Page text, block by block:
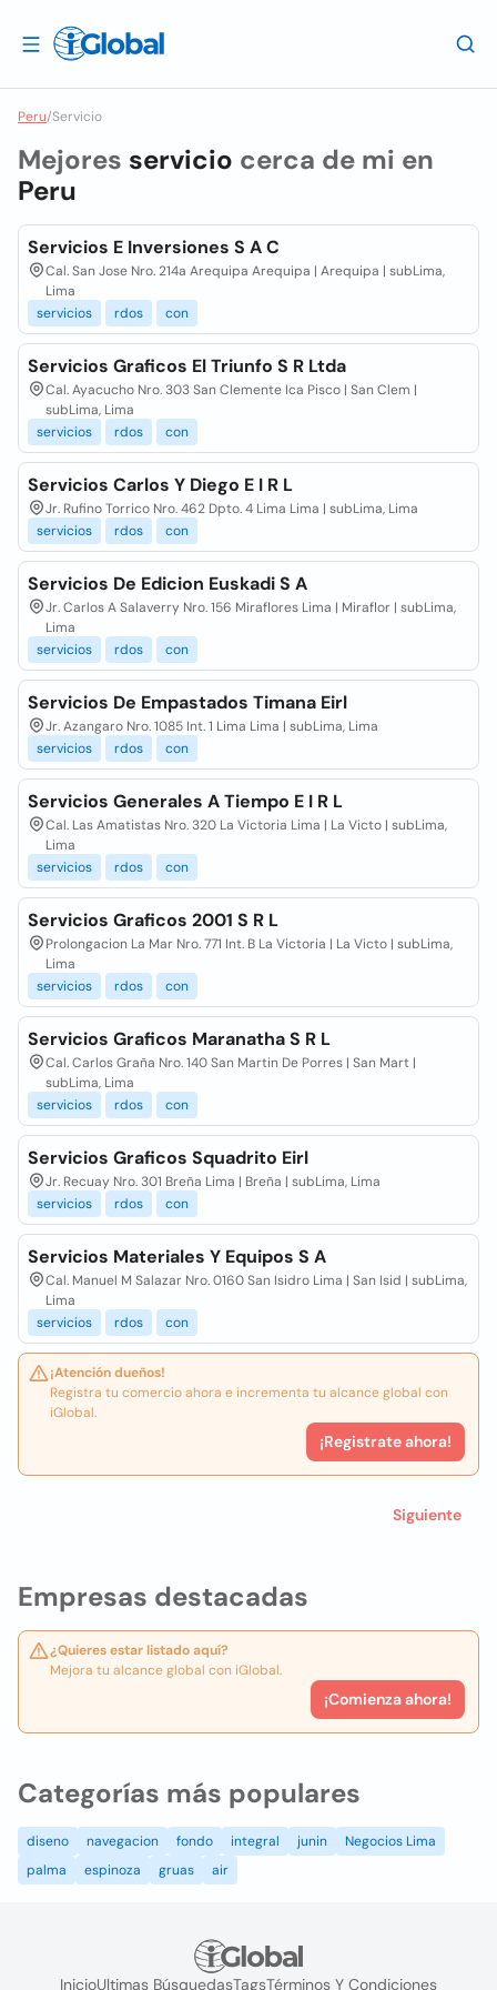
Peru/Servicio
Empresas destacadas
¿Quieres estar listado aquí?
Mejora tu alcance global con iGlobal.
¡Comienza ahora!
Mejores servicio cerca de mi en
Peru
Servicios E Inversiones S A C
Cal. San Jose Nro. 214a Arequipa Arequipa | Arequipa | subLima,
Lima
servicios
rdos con
Servicios Graficos El Triunfo S R Ltda
Cal. Ayacucho Nro. 303 San Clemente Ica Pisco | San Clem |
subLima, Lima
servicios
rdos con
Servicios Carlos Y Diego E I R L
Jr. Rufino Torrico Nro. 462 Dpto. 4 Lima Lima | subLima, Lima
servicios
rdos con
Servicios De Edicion Euskadi S A
Jr. Carlos A Salaverry Nro. 156 Miraflores Lima | Miraflor | subLima,
Lima
servicios
rdos con
Servicios De Empastados Timana Eirl
Jr. Azangaro Nro. 1085 Int. 1 Lima Lima | subLima, Lima
servicios
rdos con
Servicios Generales A Tiempo E I R L
Cal. Las Amatistas Nro. 320 La Victoria Lima | La Victo | subLima,
Lima
servicios
rdos con
Servicios Graficos 2001 S R L
Prolongacion La Mar Nro. 771 Int. B La Victoria | La Victo | subLima,
Lima
servicios
rdos con
Servicios Graficos Maranatha S R L
Cal. Carlos Graña Nro. 140 San Martin De Porres | San Mart |
subLima, Lima
servicios
rdos con
Servicios Graficos Squadrito Eirl
Jr. Recuay Nro. 301 Breña Lima | Breña | subLima, Lima
servicios
rdos con
Servicios Materiales Y Equipos S A
Cal. Manuel M Salazar Nro. 0160 San Isidro Lima | San Isid | subLima,
Lima
servicios
rdos con
¡Atención dueños!
Registra tu comercio ahora e incrementa tu alcance global con
iGlobal.
¡Registrate ahora!
Siguiente
Categorías más populares
diseno navegacion fondo integral junin
Negocios Lima
palma
espinoza gruas air
InicioUltimas BúsquedasTagsTérminos Y Condiciones